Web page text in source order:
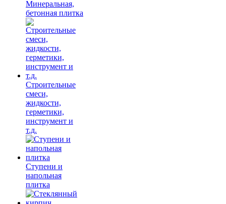
Минеральная,
бетонная плитка
Строительные
смеси,
жидкости,
герметики,
инструмент и
т.д.
Ступени и
напольная
плитка